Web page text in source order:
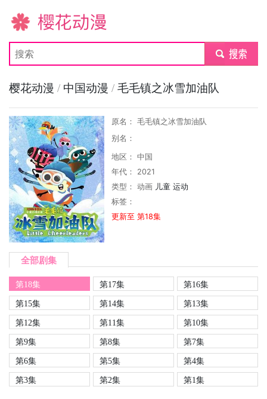
樱花动漫
submit
樱花动漫 / 中国动漫 / 毛毛镇之冰雪加油队
原名： 毛毛镇之冰雪加油队
别名：
地区： 中国
年代： 2021
类型：动画 儿童 运动
标签：
更新至 第18集
全部剧集
第18集 第17集
第16集
第15集
第14集
第13集
第12集
第11集
第10集
第9集
第8集
第7集
第6集
第5集
第4集
第3集
第2集 第1集